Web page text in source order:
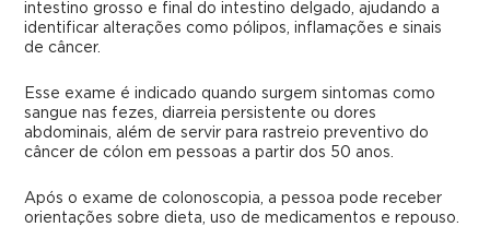
intestino grosso e final do intestino delgado, ajudando a
identificar alterações como pólipos, inflamações e sinais
de câncer.
Esse exame é indicado quando surgem sintomas como
sangue nas fezes, diarreia persistente ou dores
abdominais, além de servir para rastreio preventivo do
câncer de cólon em pessoas a partir dos 50 anos.
Após o exame de colonoscopia, a pessoa pode receber
orientações sobre dieta, uso de medicamentos e repouso.